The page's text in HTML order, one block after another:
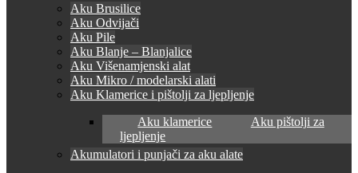
Aku Brusilice
Aku Odvijači
Aku Pile
Aku Blanje – Blanjalice
Aku Višenamjenski alat
Aku Mikro / modelarski alati
Aku Klamerice i pištolji za ljepljenje
Aku klamerice
Aku pištolji za
ljepljenje
Akumulatori i punjači za aku alate